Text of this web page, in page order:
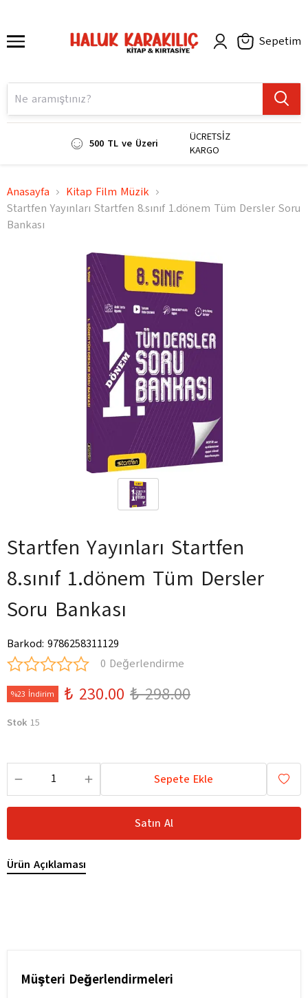
Sepetim
500 TL ve Üzeri
ÜCRETSİZ
KARGO
Anasayfa
Kitap Film Müzik
Startfen Yayınları Startfen 8.sınıf 1.dönem Tüm Dersler Soru
Bankası
Startfen Yayınları Startfen
8.sınıf 1.dönem Tüm Dersler
Soru Bankası
Barkod: 9786258311129
0 Değerlendirme
%23 İndirim ₺ 230.00 ₺ 298.00
Stok 15
Sepete Ekle
Satın Al
Ürün Açıklaması
Müşteri Değerlendirmeleri